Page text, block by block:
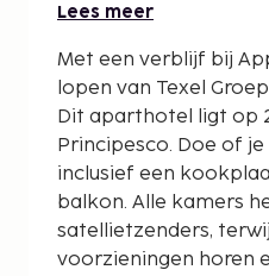
Lees meer
Met een verblijf bij
lopen van Texel
Dit aparthotel ligt op
Principesco. Doe of
inclusief een
balkon. Alle kamers
satellietzenders,
voorzieningen horen